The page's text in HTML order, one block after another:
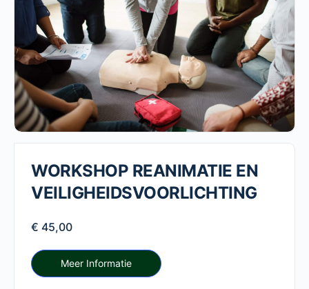
WORKSHOP REANIMATIE EN
VEILIGHEIDSVOORLICHTING
€ 45,00
Meer Informatie